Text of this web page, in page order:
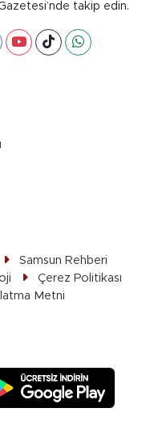
takip edin.
Samsun Rehberi
Çerez Politikası
Metni